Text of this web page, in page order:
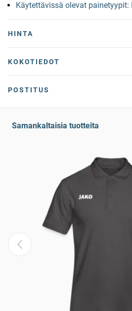
Käytettävissä olevat
HINTA
KOKOTIEDOT
POSTITUS
Samankaltaisia tuotteita